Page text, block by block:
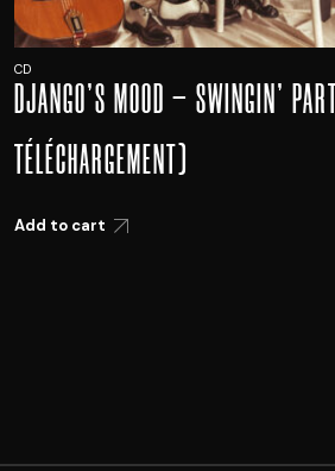
CD
DJANGO’S MOOD – SWINGIN’
TÉLÉCHARGEMENT)
Add to cart